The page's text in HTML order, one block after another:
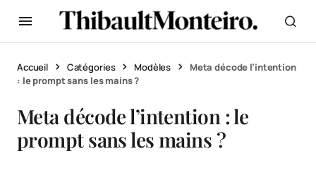
Accueil Catégories Modèles
Meta décode l’intention
: le prompt sans les mains ?
Meta décode l’intention : le
prompt sans les mains ?